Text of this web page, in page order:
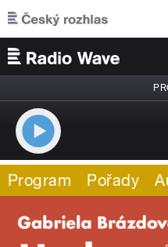
Přejít k hlavnímu obsahu
Program Pořady